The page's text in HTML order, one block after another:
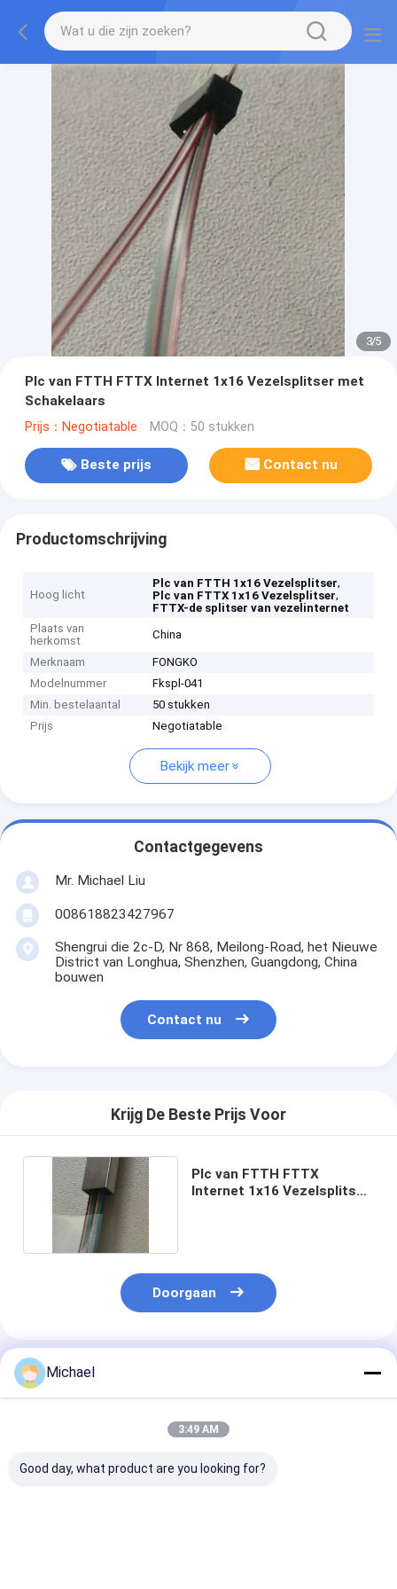
3/5
Plc van FTTH FTTX Internet 1x16 Vezelsplitser met
Schakelaars
Prijs：Negotiatable MOQ：50 stukken
Beste prijs Contact nu
Productomschrijving
Hoog licht
Plc van FTTH 1x16 Vezelsplitser,
Plc van FTTX 1x16 Vezelsplitser,
FTTX-de splitser van vezelinternet
Plaats van
herkomst
China
Merknaam
FONGKO
Modelnummer
Fkspl-041
Min. bestelaantal
50 stukken
Prijs
Negotiatable
Bekijk meer
Contactgegevens
Mr. Michael Liu
008618823427967
Shengrui die 2c-D, Nr 868, Meilong-Road, het Nieuwe
District van Longhua, Shenzhen, Guangdong, China
bouwen
Contact nu
Krijg De Beste Prijs Voor
Plc van FTTH FTTX
Internet 1x16 Vezelsplitser
Doorgaan
Geadviseerde Producten
Michael
3:49 AM
Good day, what product are you looking for?